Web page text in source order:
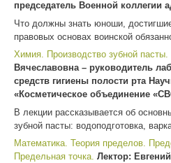
председатель Военной коллегии
Что должны знать юноши,
правовых основах воинской
Химия. Производство зубной пасты.
Вячеславовна – руководитель
средств гигиены полости рта
«Косметическое объединение
В лекции рассказывается об
зубной пасты: водоподготовка,
Математика. Теория пределов.
Предельная точка. Лектор: